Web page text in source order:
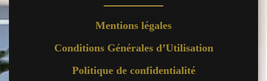
Mentions légales
Conditions Générales d’Utilisation
Politique de confidentialité